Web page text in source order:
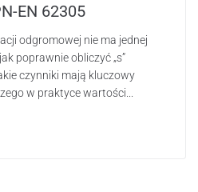
EN 62305
odgromowej nie ma jednej
poprawnie obliczyć „s”
czynniki mają kluczowy
w praktyce wartości...